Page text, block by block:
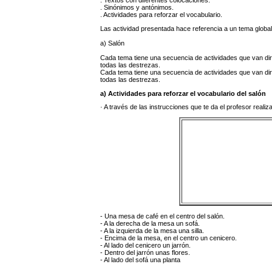
. Sinónimos y antónimos.
. Actividades para reforzar el vocabulario.
Las actividad presentada hace referencia a un tema
a) Salón
Cada tema tiene una secuencia de actividades que van
todas las destrezas.
Cada tema tiene una secuencia de actividades que van
todas las destrezas.
a) Actividades para reforzar el vocabulario del salón
· A través de las instrucciones que te da el profesor
- Una mesa de café en el centro del salón.
- A la derecha de la mesa un sofá.
- A la izquierda de la mesa una silla.
- Encima de la mesa, en el centro un cenicero.
- Al lado del cenicero un jarrón.
- Dentro del jarrón unas flores.
- Al lado del sofá una planta